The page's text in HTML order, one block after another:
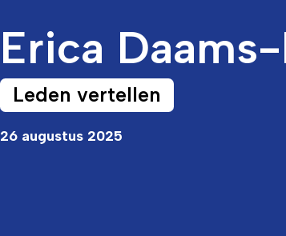
Erica
Leden vertellen
26 augustus 2025